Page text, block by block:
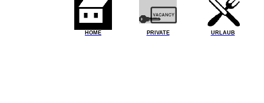
HOME PRIVATE URLAUB